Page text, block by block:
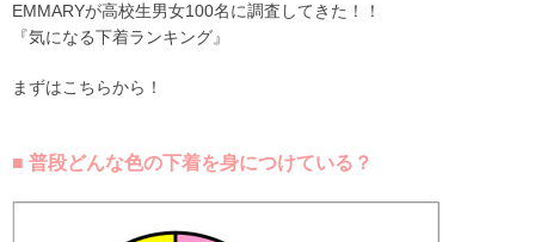
EMMARYが高校生男女100名に調査してきた！！
『気になる下着ランキング』
まずはこちらから！
■ 普段どんな色の下着を身につけている？